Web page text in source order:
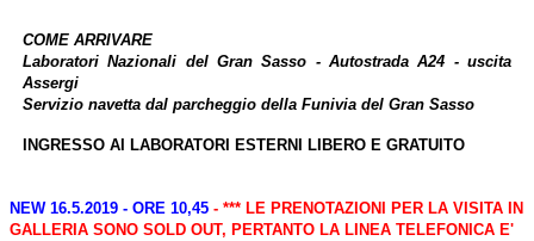
COME ARRIVARE
Laboratori Nazionali del Gran Sasso - Autostrada A24 - uscita
Assergi
Servizio navetta dal parcheggio della Funivia del Gran Sasso
INGRESSO AI LABORATORI ESTERNI LIBERO E GRATUITO
NEW 16.5.2019 - ORE 10,45 - *** LE PRENOTAZIONI PER LA VISITA IN
GALLERIA SONO SOLD OUT, PERTANTO LA LINEA TELEFONICA E'